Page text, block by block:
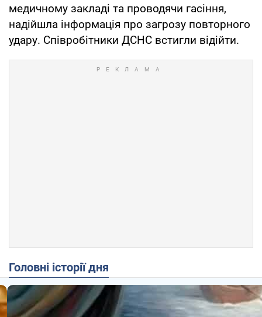
медичному закладі та проводячи гасіння,
надійшла інформація про загрозу повторного
удару. Співробітники ДСНС встигли відійти.
Головні історії дня